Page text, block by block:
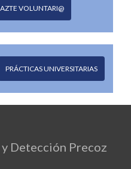
VOLUNTARI@
PRÁCTICAS UNIVERSITARIAS
Detección Precoz